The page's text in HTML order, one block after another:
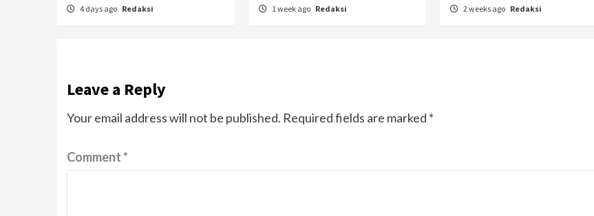
4 days ago Redaksi 1 week ago Redaksi 2 weeks ago Redaksi
Leave a Reply
Your email address will not be published. Required fields are marked *
Comment*
Otomotif
terbatas yang mengangkat kembali sejumlah